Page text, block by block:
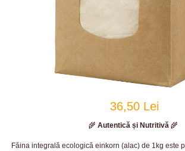
36,50 Lei
🌾 Autentică și Nutritivă 🌾
Făina integrală ecologică einkorn (alac) de 1kg este